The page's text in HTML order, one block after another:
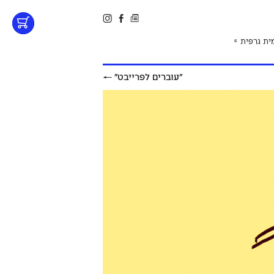
גרפית 6
״עוברים לפרייבט״ ←